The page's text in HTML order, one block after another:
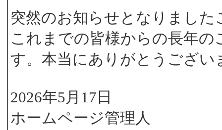
突然のお知らせとなりまし
これまでの皆様からの長年
す。本当にありがとうござい
2026年5月17日
ホームページ管理人